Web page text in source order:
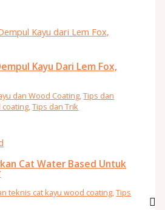
Kayu Dari Lem Fox,
dan Wood Coating,Tips dan
coating,Tips dan Trik
Cat Water Based Untuk
teknis cat kayu wood coating,Tips